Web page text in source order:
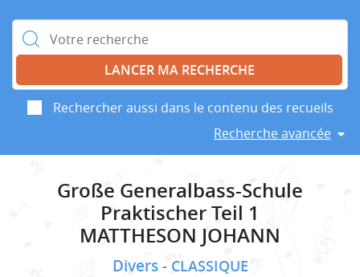
Rechercher :
Rechercher aussi dans le contenu des recueils
Recherche avancée
Große Generalbass-Schule
Praktischer Teil 1
MATTHESON JOHANN
Divers CLASSIQUE